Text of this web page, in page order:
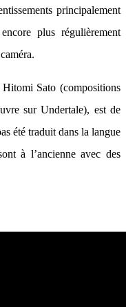
principalement
plus régulièrement
Sato (compositions
sur Undertale), est de
été traduit dans la langue
à l’ancienne avec des